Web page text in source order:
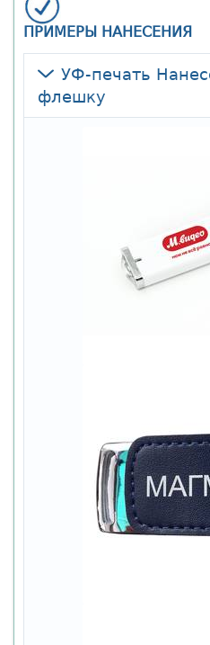
ПРИМЕРЫ НАНЕСЕНИЯ
УФ-печать
флешку